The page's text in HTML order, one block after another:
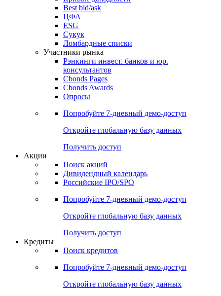
Best bid/ask
ЦФА
ESG
Сукук
Ломбардные списки
Участники рынка
Рэнкинги инвест. банков и юр.
консультантов
Cbonds Pages
Cbonds Awards
Опросы
Попробуйте 7-дневный демо-доступ
Откройте глобальную базу данных
Получить доступ
Акции
Поиск акций
Дивидендный календарь
Российские IPO/SPO
Попробуйте 7-дневный демо-доступ
Откройте глобальную базу данных
Получить доступ
Кредиты
Поиск кредитов
Попробуйте 7-дневный демо-доступ
Откройте глобальную базу данных